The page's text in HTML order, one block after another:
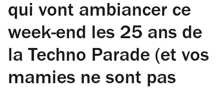
qui vont ambiancer ce
week-end les 25 ans de
la Techno Parade (et vos
mamies ne sont pas